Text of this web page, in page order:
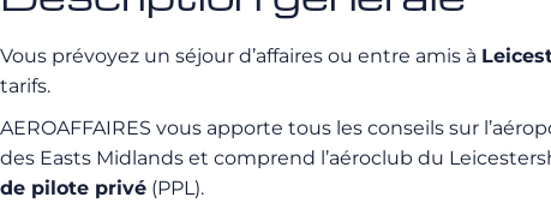
Vous prévoyez un séjour d’affaires ou entre amis à
tarifs.
AEROAFFAIRES vous apporte tous les conseils sur
des Easts Midlands et comprend l’aéroclub du
de pilote privé (PPL).